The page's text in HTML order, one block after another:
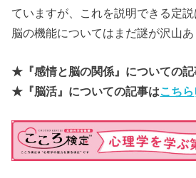
ていますが、これを説明できる定説
脳の機能についてはまだ謎が沢山あ
★『感情と脳の関係』についての記
★『脳活』についての記事はこちら